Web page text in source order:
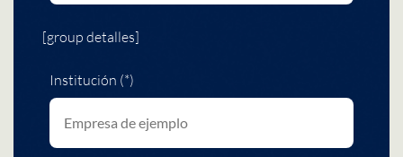
[group detalles]
Institución (*)